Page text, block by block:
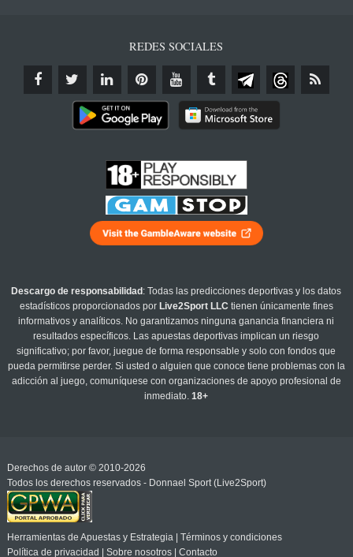
REDES SOCIALES
Descargo de responsabilidad : Todas las predicciones deportivas y los datos
estadísticos proporcionados por Live2Sport LLC tienen únicamente fines
informativos y analíticos. No garantizamos ninguna ganancia financiera ni
resultados específicos. Las apuestas deportivas implican un riesgo
significativo; por favor, juegue de forma responsable y solo con fondos que
pueda permitirse perder. Si usted o alguien que conoce tiene problemas con la
adicción al juego, comuníquese con organizaciones de apoyo profesional de
inmediato.18+
Derechos de autor © 2010-2026
Todos los derechos reservados - Donnael Sport (Live2Sport)
Herramientas de Apuestas y Estrategia| Términos y condiciones
Política de privacidad
Sobre nosotros| Contacto